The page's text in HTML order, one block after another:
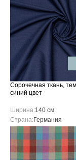
Сорочечная ткань,
синий цвет
Ширина:140 см.
Страна:Германия